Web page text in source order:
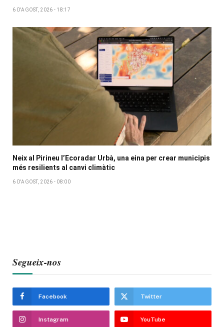
6 D'AGOST, 2026 - 18:17
Neix al Pirineu l’Ecoradar Urbà, una eina per crear municipis
més resilients al canvi climàtic
6 D'AGOST, 2026 - 08:00
Segueix-nos
Facebook Twitter
Instagram YouTube